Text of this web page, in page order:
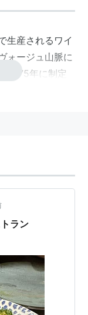
生産されるワイ
ォージュ山脈に
1975年に制定
ラン